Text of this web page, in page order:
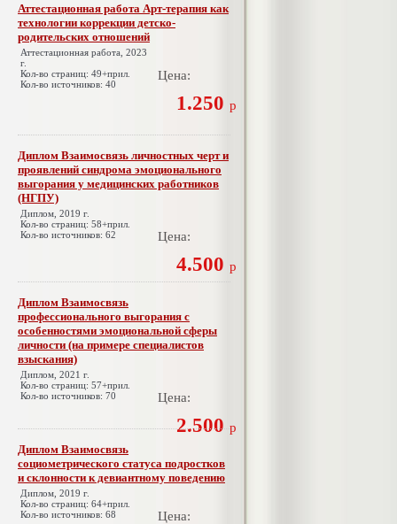
Аттестационная работа Арт-терапия как
технологии коррекции детско-
родительских отношений
Аттестационная работа, 2023
г.
Кол-во страниц: 49+прил.
Кол-во источников: 40
Цена:
1.250 р
Диплом Взаимосвязь личностных черт и
проявлений синдрома эмоционального
выгорания у медицинских работников
(НГПУ)
Диплом, 2019 г.
Кол-во страниц: 58+прил.
Кол-во источников: 62
Цена:
4.500 р
Диплом Взаимосвязь
профессионального выгорания с
особенностями эмоциональной сферы
личности (на примере специалистов
взыскания)
Диплом, 2021 г.
Кол-во страниц: 57+прил.
Кол-во источников: 70
Цена:
2.500 р
Диплом Взаимосвязь
социометрического статуса подростков
и склонности к девиантному поведению
Диплом, 2019 г.
Кол-во страниц: 64+прил.
Кол-во источников: 68
Цена: